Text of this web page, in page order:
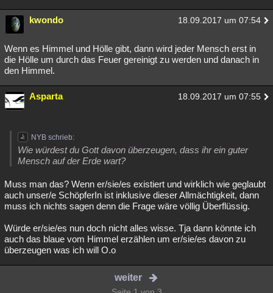
kwondo 18.09.2017 um 07:54
Wenn es Himmel und Hölle gibt, dann wird jeder Mensch erst in
die Hölle um durch das Feuer gereinigt zu werden und danach in
den Himmel.
Asparta 18.09.2017 um 07:55
NYB schrieb:
Wie würdest du Gott davon überzeugen, dass ihr ein guter
Mensch auf der Erde wart?
Muss man das? Wenn er/sie/es existiert und wirklich wie geglaubt
auch unser/e SchöpferIn ist inklusive dieser Allmächtigkeit, dann
muss ich nichts sagen denn die Frage wäre völlig Überflüssig.
Würde er/sie/es nun doch nicht alles wisse. Tja dann könnte ich
auch das blaue vom Himmel erzählen um er/sie/es davon zu
überzeugen was ich will O.o
weiter